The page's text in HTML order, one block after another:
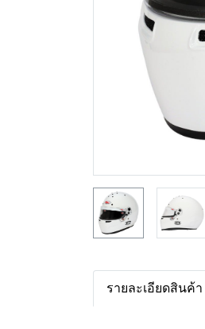
รายละเอียดสินค้า